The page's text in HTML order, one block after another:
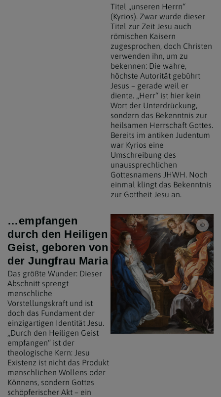
Titel „unseren Herrn“
(Kyrios). Zwar wurde dieser
Titel zur Zeit Jesu auch
römischen Kaisern
zugesprochen, doch Christen
verwenden ihn, um zu
bekennen: Die wahre,
höchste Autorität gebührt
Jesus – gerade weil er
diente. „Herr“ ist hier kein
Wort der Unterdrückung,
sondern das Bekenntnis zur
heilsamen Herrschaft Gottes.
Bereits im antiken Judentum
war Kyrios eine
Umschreibung des
unaussprechlichen
Gottesnamens JHWH. Noch
einmal klingt das Bekenntnis
zur Gottheit Jesu an.
…empfangen
durch den Heiligen
Geist, geboren von
der Jungfrau Maria
Das größte Wunder: Dieser
Abschnitt sprengt
menschliche
Vorstellungskraft und ist
doch das Fundament der
einzigartigen Identität Jesu.
„Durch den Heiligen Geist
empfangen“ ist der
theologische Kern: Jesu
Existenz ist nicht das Produkt
menschlichen Wollens oder
Könnens, sondern Gottes
schöpferischer Akt – ein